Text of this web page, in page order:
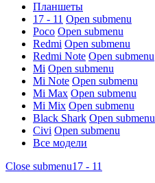
Планшеты
17 - 11 Open submenu
Poco Open submenu
Redmi Open submenu
Redmi Note Open submenu
Mi Open submenu
Mi Note Open submenu
Mi Max Open submenu
Mi Mix Open submenu
Black Shark Open submenu
Civi Open submenu
Все модели
Close submenu17 - 11